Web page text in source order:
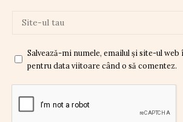
Salvează-mi numele, emailul și site-ul
pentru data viitoare când o să comentez.